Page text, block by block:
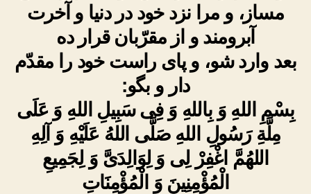
مساز، و مرا نزد خود در دنیا و آخرت‏
آبرومند و از مقرّبان قرار ده
بعد وارد شو، و پاى راست خود را مقدّم
دار و بگو:
بِسْمِ اللهِ وَ بِاللهِ وَ فِی سَبِیلِ اللهِ وَ عَلَى
مِلَّةِ رَسُولِ اللهِ صَلَّى اللهُ عَلَیْهِ وَ آلِهِ
اللهُمَّ اغْفِرْ لِی وَ لِوَالِدَیَّ وَ لِجَمِیعِ
الْمُؤْمِنِینَ وَ الْمُؤْمِنَاتِ